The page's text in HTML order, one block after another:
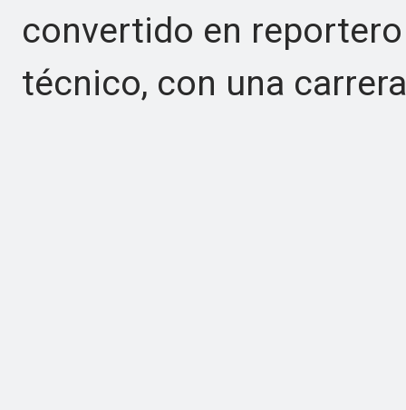
convertido en
técnico, con una